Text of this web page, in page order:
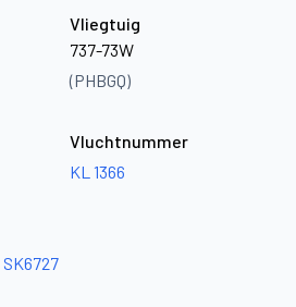
Vliegtuig
737-73W
(PHBGQ)
Vluchtnummer
KL 1366
SK6727